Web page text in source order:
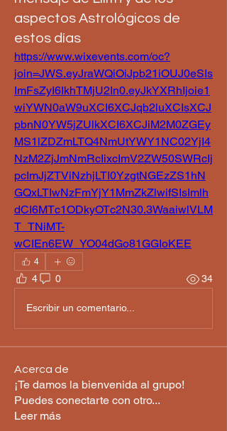
aspectos Astrológicos de
estos días
https://www.wixevents.com/oc?
join=JWS.eyJraWQiOiJpb21iOUJ0eSIs
ImFsZyI6IkhTMjU2In0.eyJkYXRhIjoie1
wiYWN0aW9uXCI6XCJqb2luXCIsXCJ
pbnN0YW5jZUlkXCI6XCJiM2M0ZGEy
MS1lZDZmLTQ4NmUtYWY1NC02YjI4
NzM2ZjJmNmRcIixcImV2ZW50SWRcIj
pcImJjZTViNzhjLTI0YzgtNGEzZS1hN
GQxLTIwNzFmYjY1MmZkZlwifSIsImlh
dCI6MTc1ODkyOTc2N30.3WaaiwlVLM
T_TNiMT-
wCIEn6EW_YO04dGo81GGIoKEE
4
4 0 34
Escribir un comentario...
Acerca de
¡Te damos la bienvenida al grupo!
Puedes conectarte con otro...
Leer más